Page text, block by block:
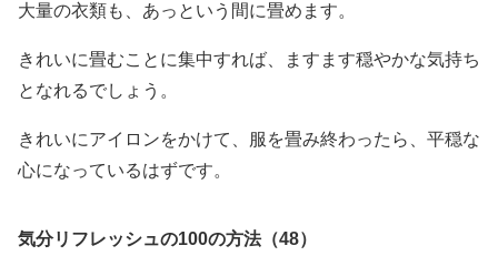
大量の衣類も、あっという間に畳めます。
きれいに畳むことに集中すれば、ますます穏やかな気持ち
となれるでしょう。
きれいにアイロンをかけて、服を畳み終わったら、平穏な
心になっているはずです。
気分リフレッシュの100の方法（48）